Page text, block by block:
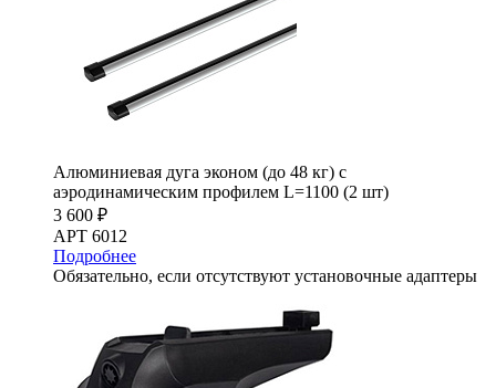
Алюминиевая дуга эконом (до 48 кг) с
аэродинамическим профилем L=1100 (2 шт)
3 600 ₽
АРТ 6012
Подробнее
Обязательно, если отсутствуют установочные адаптеры